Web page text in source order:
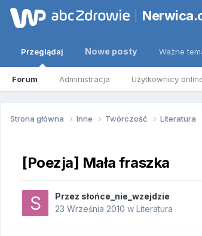
Przeglądaj
Forum Administracja Użytkownicy
Nowe posty Ważne
Strona główna Inne Twórczość Literatura
[Poezja] Mała fraszka
Przez słońce_nie_wzejdzie
23 Września 2010 w Literatura